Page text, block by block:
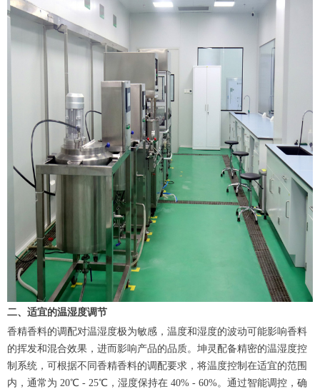
二、适宜的温湿度调节
香精香料的调配对温湿度极为敏感，温度和湿度的波动可能影响香料
的挥发和混合效果，进而影响产品的品质。坤灵配备精密的温湿度控
制系统，可根据不同香精香料的调配要求，将温度控制在适宜的范围
内，通常为 20℃ - 25℃，湿度保持在 40% - 60%。通过智能调控，确